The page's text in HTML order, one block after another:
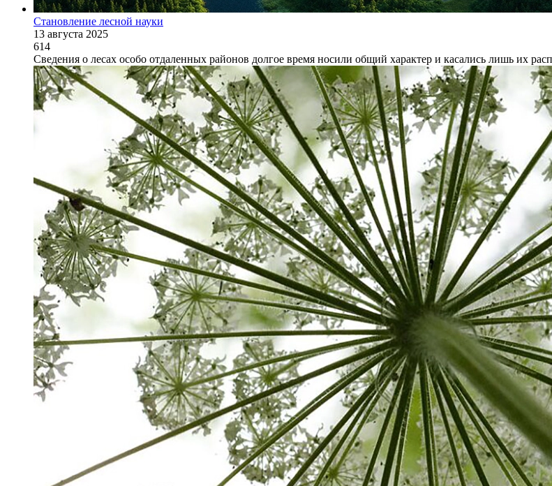
Становление лесной науки
13 августа 2025
614
Сведения о лесах особо отдаленных районов долгое время носили общий характер и касались лишь их